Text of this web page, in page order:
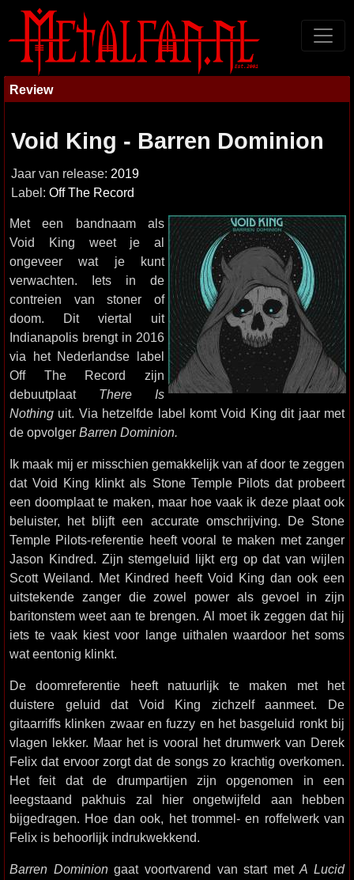
Review
Void King - Barren Dominion
Jaar van release: 2019
Label: Off The Record
Met een bandnaam als
Void King weet je al
ongeveer wat je kunt
verwachten. Iets in de
contreien van stoner of
doom. Dit viertal uit
Indianapolis brengt in 2016
via het Nederlandse label
Off The Record zijn
debuutplaat There Is
Nothing uit. Via hetzelfde label komt Void King dit jaar met
de opvolger Barren Dominion.
Ik maak mij er misschien gemakkelijk van af door te zeggen
dat Void King klinkt als Stone Temple Pilots dat probeert
een doomplaat te maken, maar hoe vaak ik deze plaat ook
beluister, het blijft een accurate omschrijving. De Stone
Temple Pilots-referentie heeft vooral te maken met zanger
Jason Kindred. Zijn stemgeluid lijkt erg op dat van wijlen
Scott Weiland. Met Kindred heeft Void King dan ook een
uitstekende zanger die zowel power als gevoel in zijn
baritonstem weet aan te brengen. Al moet ik zeggen dat hij
iets te vaak kiest voor lange uithalen waardoor het soms
wat eentonig klinkt.
De doomreferentie heeft natuurlijk te maken met het
duistere geluid dat Void King zichzelf aanmeet. De
gitaarriffs klinken zwaar en fuzzy en het basgeluid ronkt bij
vlagen lekker. Maar het is vooral het drumwerk van Derek
Felix dat ervoor zorgt dat de songs zo krachtig overkomen.
Het feit dat de drumpartijen zijn opgenomen in een
leegstaand pakhuis zal hier ongetwijfeld aan hebben
bijgedragen. Hoe dan ook, het trommel- en roffelwerk van
Felix is behoorlijk indrukwekkend.
Barren Dominiongaat voortvarend van start metA Lucid